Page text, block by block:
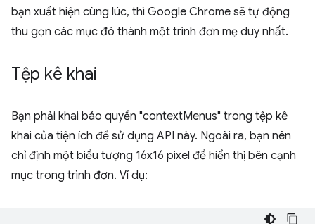
bạn xuất hiện cùng lúc, thì Google Chrome sẽ tự động
thu gọn các mục đó thành một trình đơn mẹ duy nhất.
Tệp kê khai
Bạn phải khai báo quyền "contextMenus" trong tệp kê
khai của tiện ích để sử dụng API này. Ngoài ra, bạn nên
chỉ định một biểu tượng 16x16 pixel để hiển thị bên cạnh
mục trong trình đơn. Ví dụ: